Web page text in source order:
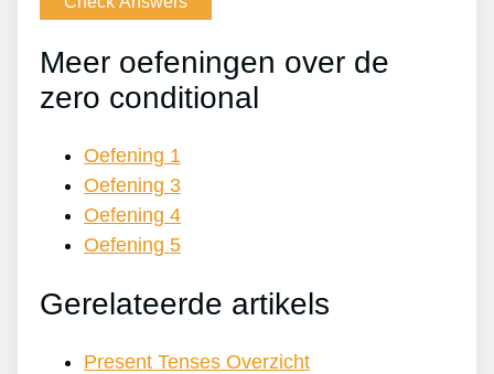
Meer oefeningen over de
zero conditional
Oefening 1
Oefening 3
Oefening 4
Oefening 5
Gerelateerde artikels
Present Tenses Overzicht